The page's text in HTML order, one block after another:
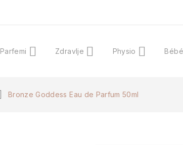
Parfemi Zdravlje Physio Bébé
Bronze Goddess Eau de Parfum 50ml